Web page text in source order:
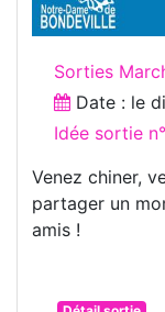
Sorties
Date : le
Idée sortie
Venez chiner,
partager un
amis !